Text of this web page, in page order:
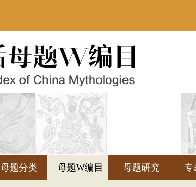
母题分类 母题W编目 母题研究 专